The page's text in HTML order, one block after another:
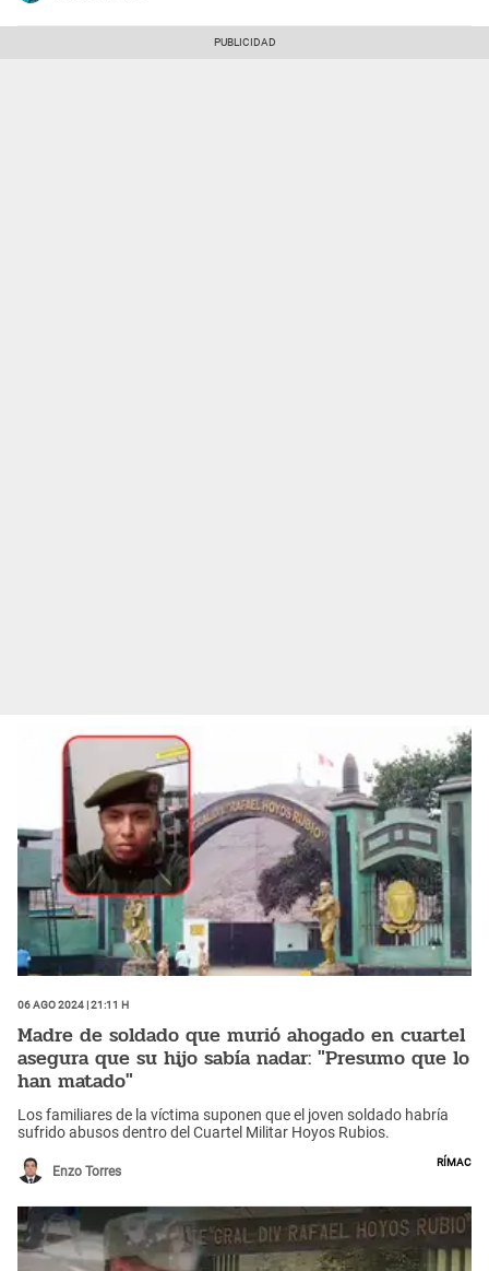
06 Ago 2024 | 21:11 h
Madre de soldado que murió ahogado en cuartel
asegura que su hijo sabía nadar: "Presumo que lo
han matado"
Los familiares de la víctima suponen que el joven soldado habría
sufrido abusos dentro del Cuartel Militar Hoyos Rubios.
Enzo Torres
Rímac